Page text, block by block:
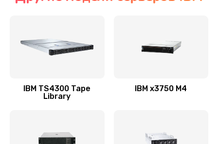
IBM TS4300 Tape
Library
IBM x3750 M4